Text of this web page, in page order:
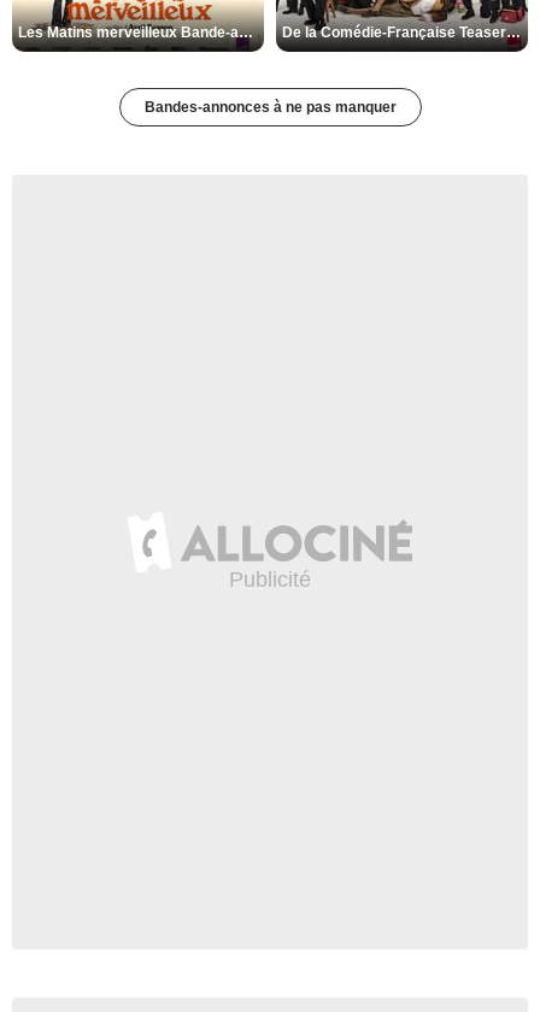
Les Matins merveilleux Bande-annonce VF De la Comédie-Française Teaser VF
Bandes-annonces à ne pas manquer